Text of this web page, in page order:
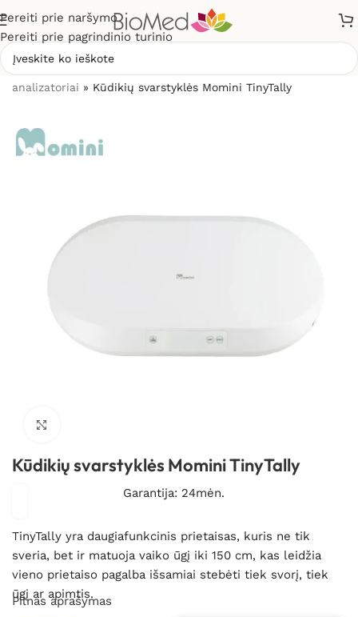
Pereiti prie naršymo
Pereiti prie pagrindinio turinio
analizatoriai » Kūdikių svarstyklės Momini TinyTally
Kūdikių svarstyklės Momini TinyTally
Garantija: 24mėn.
TinyTally yra daugiafunkcinis prietaisas, kuris ne tik
sveria, bet ir matuoja vaiko ūgį iki 150 cm, kas leidžia
vieno prietaiso pagalba išsamiai stebėti tiek svorį, tiek
ūgį ar apimtis.
Pilnas aprašymas